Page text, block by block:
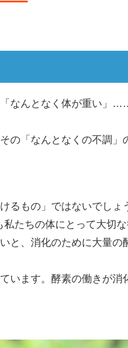
なんとなく体が重い」
の「なんとなくの不調」
るもの」ではないでしょ
たちの体にとって大切
、消化のために大量の
います。酵素の働きが消